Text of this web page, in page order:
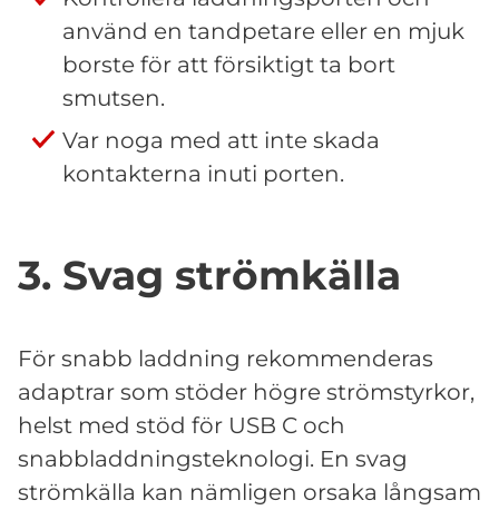
använd en tandpetare eller en mjuk
borste för att försiktigt ta bort
smutsen.
Var noga med att inte skada
kontakterna inuti porten.
3. Svag strömkälla
För snabb laddning rekommenderas
adaptrar som stöder högre strömstyrkor,
helst med stöd för USB C och
snabbladdningsteknologi. En svag
strömkälla kan nämligen orsaka långsam